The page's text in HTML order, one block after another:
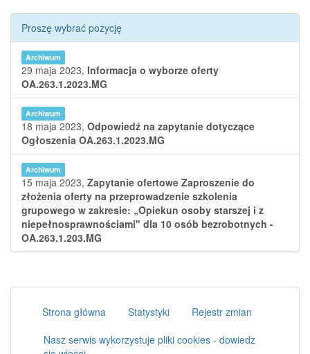
Proszę wybrać pozycję
Archiwum
29 maja 2023, Informacja o wyborze oferty
OA.263.1.2023.MG
Archiwum
18 maja 2023, Odpowiedź na zapytanie dotyczące
Ogłoszenia OA.263.1.2023.MG
Archiwum
15 maja 2023, Zapytanie ofertowe Zaproszenie do
złożenia oferty na przeprowadzenie szkolenia
grupowego w zakresie: „Opiekun osoby starszej i z
niepełnosprawnościami" dla 10 osób bezrobotnych -
OA.263.1.203.MG
Strona główna Statystyki
Rejestr zmian
Nasz serwis wykorzystuje pliki cookies - dowiedz